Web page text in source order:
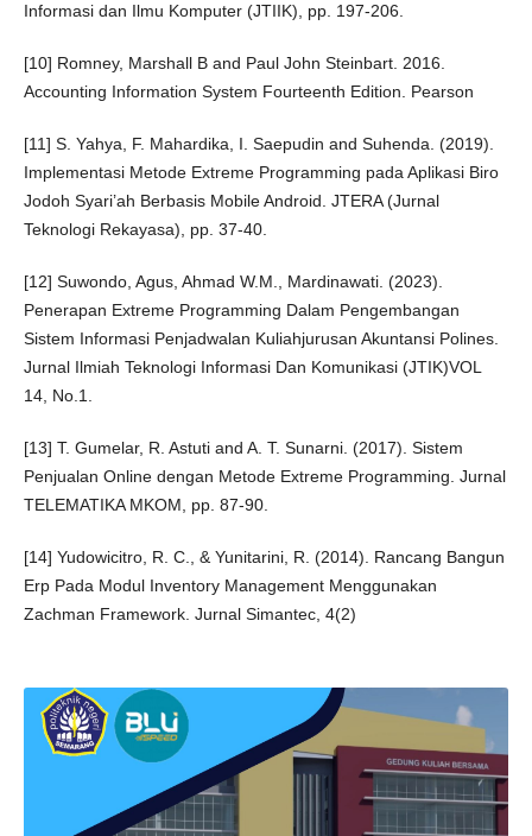
Informasi dan Ilmu Komputer (JTIIK), pp. 197-206.
[10] Romney, Marshall B and Paul John Steinbart. 2016.
Accounting Information System Fourteenth Edition. Pearson
[11] S. Yahya, F. Mahardika, I. Saepudin and Suhenda. (2019).
Implementasi Metode Extreme Programming pada Aplikasi Biro
Jodoh Syari’ah Berbasis Mobile Android. JTERA (Jurnal
Teknologi Rekayasa), pp. 37-40.
[12] Suwondo, Agus, Ahmad W.M., Mardinawati. (2023).
Penerapan Extreme Programming Dalam Pengembangan
Sistem Informasi Penjadwalan Kuliahjurusan Akuntansi Polines.
Jurnal Ilmiah Teknologi Informasi Dan Komunikasi (JTIK)VOL
14, No.1.
[13] T. Gumelar, R. Astuti and A. T. Sunarni. (2017). Sistem
Penjualan Online dengan Metode Extreme Programming. Jurnal
TELEMATIKA MKOM, pp. 87-90.
[14] Yudowicitro, R. C., & Yunitarini, R. (2014). Rancang Bangun
Erp Pada Modul Inventory Management Menggunakan
Zachman Framework. Jurnal Simantec, 4(2)